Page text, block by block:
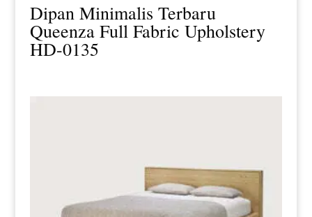
Dipan Minimalis Terbaru
Queenza Full Fabric Upholstery
HD-0135